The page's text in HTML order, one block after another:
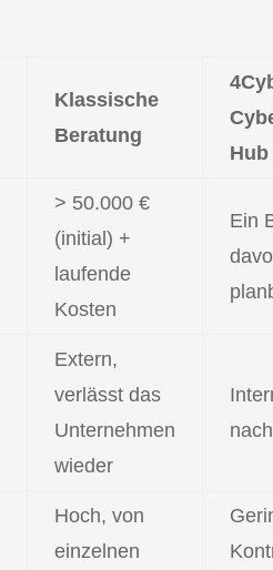
Klassische
Beratung
Hub
> 50.000 €
(initial) +
laufende
Kosten
Ein
Extern,
verlässt das
Unternehmen
wieder
Hoch, von
einzelnen